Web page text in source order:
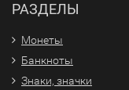
РАЗДЕЛЫ
Монеты
Банкноты
Знаки, значки